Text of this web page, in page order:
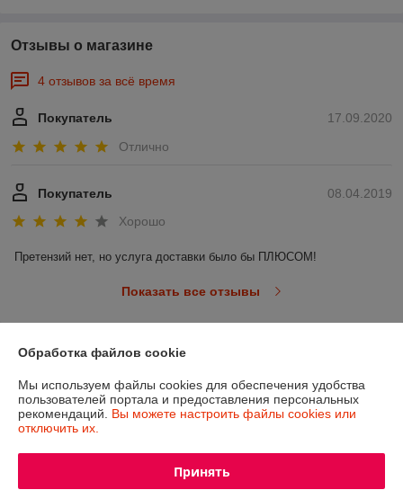
Отзывы о магазине
4 отзывов за всё время
17.09.2020
Покупатель
Отлично
08.04.2019
Покупатель
Хорошо
Претензий нет, но услуга доставки было бы ПЛЮСОМ!
Показать все отзывы
О нас
Контакты
Доставка и оплата
Обработка файлов cookie
Мы используем файлы cookies для обеспечения удобства
пользователей портала и предоставления персональных
рекомендаций. Вы можете настроить файлы cookies или
отключить их.
Принять